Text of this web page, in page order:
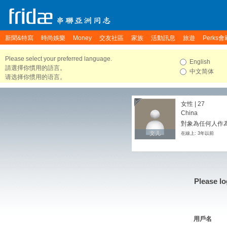
新聞&特寫 時尚娛樂 Money 交友社區 家族 活動訊息 旅遊 Perks會
Please select your preferred language.
請選擇你慣用的語言。
请选择你惯用的语言。
English
中文简体
文儿
文儿
女性 | 27
China
對象為任何人作
在線上: 3年以前
Please
用戶名